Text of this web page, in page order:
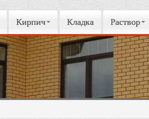
Кирпич Кладка Раствор